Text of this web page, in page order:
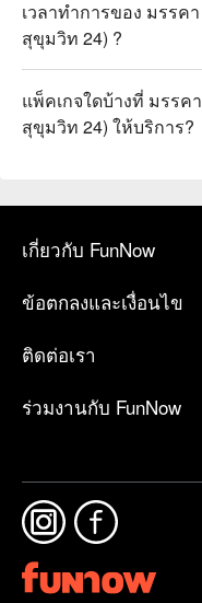
เวลาทำการของ มรรค
สุขุมวิท 24) ?
แพ็คเกจใดบ้างที่ มรร
สุขุมวิท 24) ให้บริการ?
เกี่ยวกับ FunNow
ข้อตกลงและเงื่อนไข
ติดต่อเรา
ร่วมงานกับ FunNow